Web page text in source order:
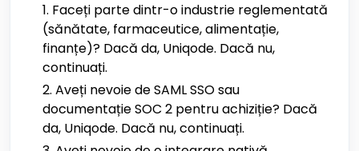
Faceți parte dintr-o industrie reglementată
(sănătate, farmaceutice, alimentație,
finanțe)? Dacă da, Uniqode. Dacă nu,
continuați.
Aveți nevoie de SAML SSO sau
documentație SOC 2 pentru achiziție? Dacă
da, Uniqode. Dacă nu, continuați.